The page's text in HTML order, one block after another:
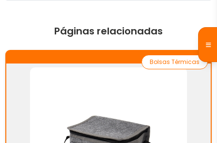
Páginas relacionadas
Bolsas Térmicas